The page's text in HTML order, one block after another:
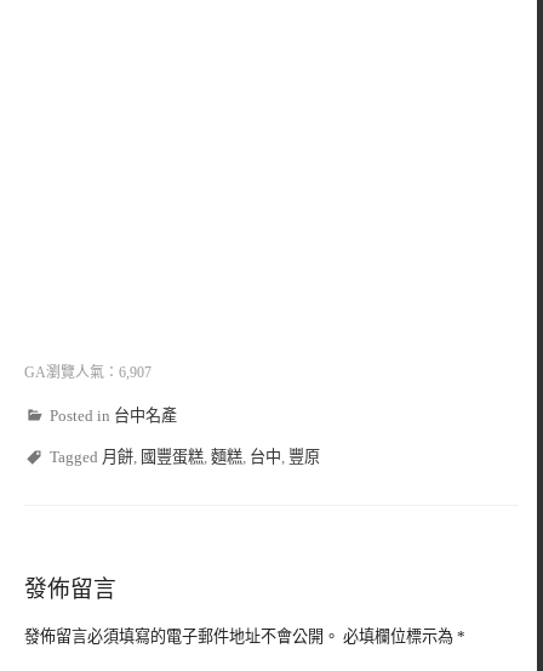
GA瀏覽人氣：6,907
Posted in 台中名產
Tagged 月餅, 國豐蛋糕, 麵糕, 台中, 豐原
發佈留言
發佈留言必須填寫的電子郵件地址不會公開。 必填欄位標示為 *